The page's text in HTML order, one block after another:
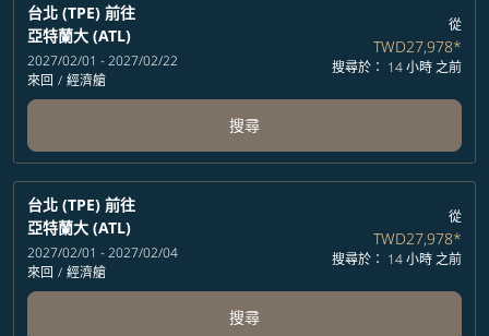
台北 (TPE) 前往
亞特蘭大 (ATL)
2027/02/01 - 2027/02/22
來回 / 經濟艙
從
TWD27,978*
搜尋於： 14 小時 之前
搜尋
台北 (TPE) 前往
亞特蘭大 (ATL)
2027/02/01 - 2027/02/04
來回 / 經濟艙
從
TWD27,978*
搜尋於： 14 小時 之前
搜尋